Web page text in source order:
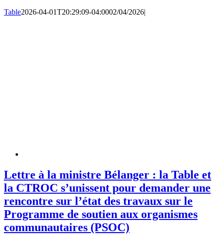
Table2026-04-01T20:29:09-04:0002/04/2026|
Lettre à la ministre Bélanger : la Table et
la CTROC s’unissent pour demander une
rencontre sur l’état des travaux sur le
Programme de soutien aux organismes
communautaires (PSOC)